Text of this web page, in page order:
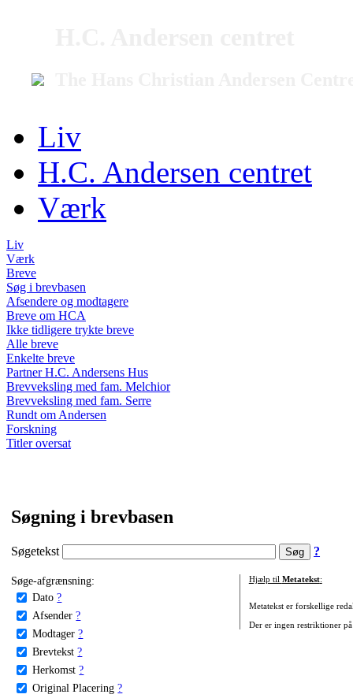
Liv
H.C. Andersen centret
Værk
Liv
Værk
Breve
Søg i brevbasen
Afsendere og modtagere
Breve om HCA
Ikke tidligere trykte breve
Alle breve
Enkelte breve
Partner H.C. Andersens Hus
Brevveksling med fam. Melchior
Brevveksling med fam. Serre
Rundt om Andersen
Forskning
Titler oversat
Søgning i brevbasen
Søgetekst ?
Søge-afgrænsning:
Dato ?
Afsender ?
Modtager ?
Brevtekst ?
Herkomst ?
Original Placering ?
Hjælp til Metatekst:
Metatekst er forskellige
Der er ingen restriktioner